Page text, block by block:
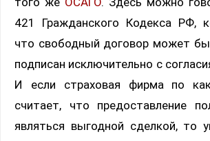
421 Гражданского Кодекса РФ,
что свободный договор может
подписан исключительно с
И если страховая фирма по
считает, что предоставление
являться выгодной сделкой, то